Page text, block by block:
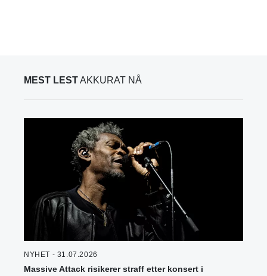
MEST LESTAKKURAT NÅ
NYHET - 31.07.2026
Massive Attack risikerer straff etter konsert i